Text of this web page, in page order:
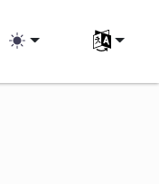
Izberite